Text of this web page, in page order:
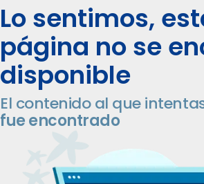
Lo sentimos,
página no se
disponible
El contenido al que
fue encontrado